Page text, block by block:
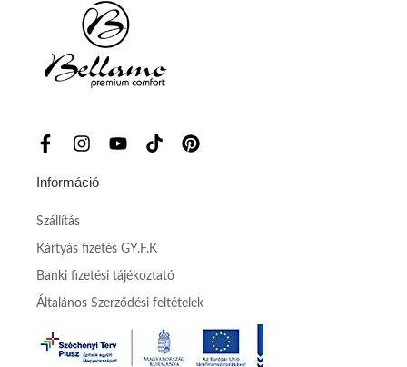
Információ
Szállítás
Kártyás fizetés GY.F.K
Banki fizetési tájékoztató
Általános Szerződési feltételek